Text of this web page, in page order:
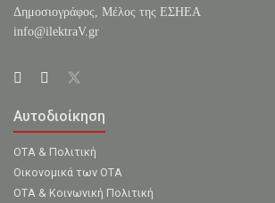
Δημοσιογράφος, Μέλος της ΕΣHΕΑ
info@ilektraV.gr
Αυτοδιοίκηση
ΟΤΑ & Πολιτική
Οικονομικά των ΟΤΑ
ΟΤΑ & Κοινωνική Πολιτική